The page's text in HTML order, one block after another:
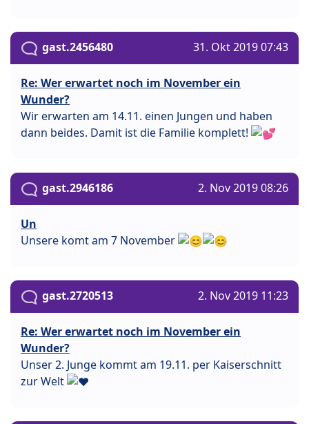
gast.2456480 31. Okt 2019 07:43
Re: Wer erwartet noch im November ein
Wunder?
Wir erwarten am 14.11. einen Jungen und haben
dann beides. Damit ist die Familie komplett!
gast.2946186 2. Nov 2019 08:26
Un
Unsere komt am 7 November
gast.2720513 2. Nov 2019 11:23
Re: Wer erwartet noch im November ein
Wunder?
Unser 2. Junge kommt am 19.11. per Kaiserschnitt
zur Welt